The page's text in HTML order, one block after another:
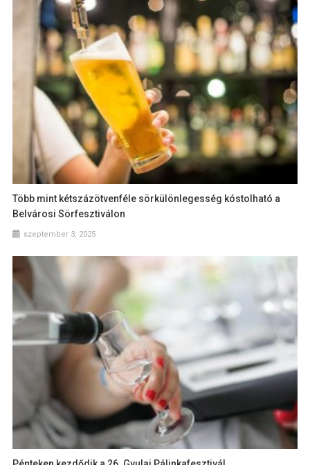
Több mint kétszázötvenféle sörkülönlegesség kóstolható a
Belvárosi Sörfesztiválon
szeptember 3, 2025